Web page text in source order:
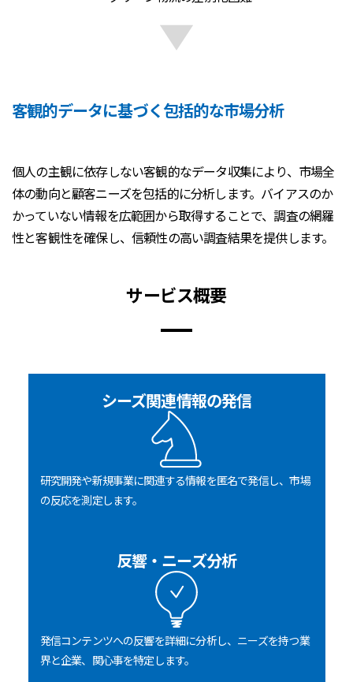
客観的データに基づく包括的な市場分析
個人の主観に依存しない客観的なデータ収集により、市場全
体の動向と顧客ニーズを包括的に分析します。バイアスのか
かっていない情報を広範囲から取得することで、調査の網羅
性と客観性を確保し、信頼性の高い調査結果を提供します。
サービス概要
シーズ関連情報の発信
研究開発や新規事業に関連する情報を匿名で発信し、市場
の反応を測定します。
反響・ニーズ分析
発信コンテンツへの反響を詳細に分析し、ニーズを持つ業
界と企業、関心事を特定します。